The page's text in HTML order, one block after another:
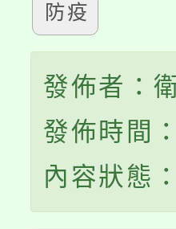
防疫
發佈者：
發佈時間
內容狀態